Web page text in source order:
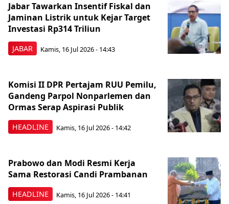
JABAR
Jabar Tawarkan Insentif Fiskal dan
Jaminan Listrik untuk Kejar Target
Investasi Rp314 Triliun
Kamis, 16 Jul 2026 - 14:43
HEADLINE
Komisi II DPR Pertajam RUU Pemilu,
Gandeng Parpol Nonparlemen dan
Ormas Serap Aspirasi Publik
Kamis, 16 Jul 2026 - 14:42
HEADLINE
Prabowo dan Modi Resmi Kerja
Sama Restorasi Candi Prambanan
Kamis, 16 Jul 2026 - 14:41